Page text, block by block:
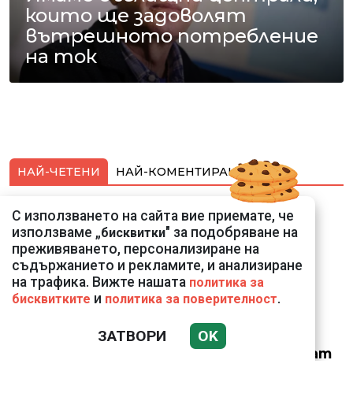
които ще задоволят
вътрешното потребление
на ток
НАЙ-ЧЕТЕНИ НАЙ-КОМЕНТИРАНИ
Подводни кадри от
Корфу разкриха
тревожна картина
Веригите пробутват
С използването на сайта вие приемате, че
използваме „бисквитки" за подобряване на
преживяването, персонализиране на
съдържанието и рекламите, и анализиране
на трафика. Вижте нашата политика за
бисквитките и политика за поверителност.
ЗАТВОРИ OK